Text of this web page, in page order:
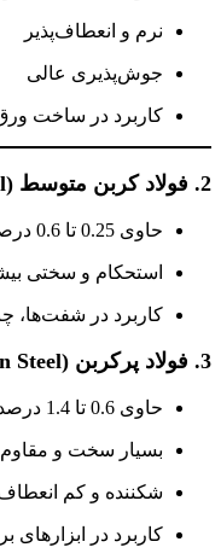
نرم و انعطاف‌پذیر
جوش‌پذیری عالی
کاربرد در ساخت
2. فولاد کربن متوسط (Medium Carbon Steel):
حاوی 0.25 تا 0.6 درصد کربن
استحکام و سختی
کاربرد در شفت‌ها،
3. فولاد پرکربن (High Carbon Steel):
حاوی 0.6 تا 1.4 درصد کربن
بسیار سخت و مقاوم
شکننده و کم
کاربرد در